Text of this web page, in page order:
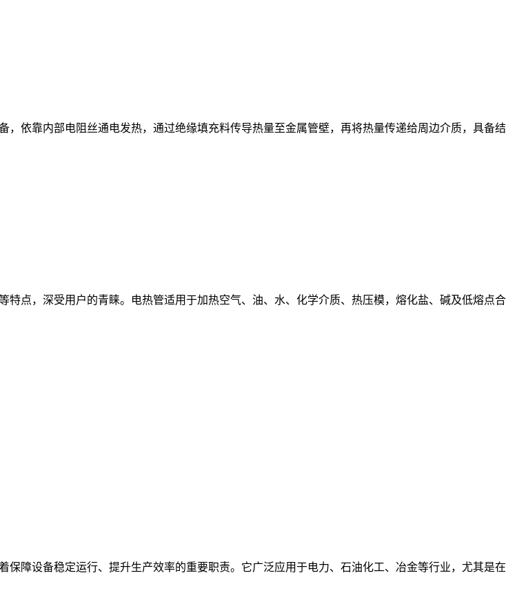
依靠内部电阻丝通电发热，通过绝缘填充料传导热量至金属管壁，再将热量传递给周边介质，具备结
点，深受用户的青睐。电热管适用于加热空气、油、水、化学介质、热压模，熔化盐、碱及低熔点合
障设备稳定运行、提升生产效率的重要职责。它广泛应用于电力、石油化工、冶金等行业，尤其是在